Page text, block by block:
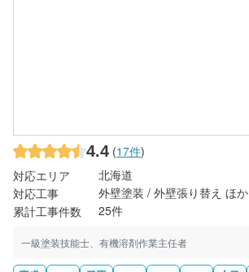
4.4 (17件)
対応エリア
北海道
対応工事
外壁塗装 / 外壁張り替え ほか
累計工事件数
25件
一級塗装技能士、有機溶剤作業主任者